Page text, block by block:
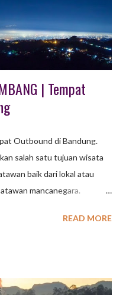
| Tempat
Outbound di Bandung.
salah satu tujuan wisata
baik dari lokal atau
mancanegara.
ragam jenisnya yang
tempat wisata outbound
READ MORE